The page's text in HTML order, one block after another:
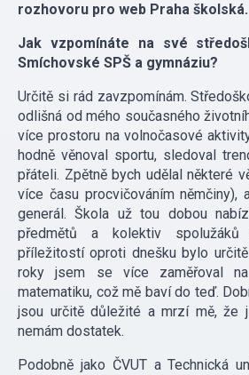
rozhovoru pro web Praha školská.
Jak vzpomínáte na své
Smíchovské SPŠ a gymnáziu?
Určitě si rád zavzpomínám.
odlišná od mého současného
více prostoru na volnočasové
hodně věnoval sportu, sledoval
přáteli. Zpětně bych udělal některé
více času procvičováním němčiny),
generál. Škola už tou dobou
předmětů a kolektiv
příležitostí oproti dnešku bylo
roky jsem se více zaměřoval
matematiku, což mě baví do teď.
jsou určitě důležité a mrzí mě, že
nemám dostatek.
Podobně jako ČVUT a Technická